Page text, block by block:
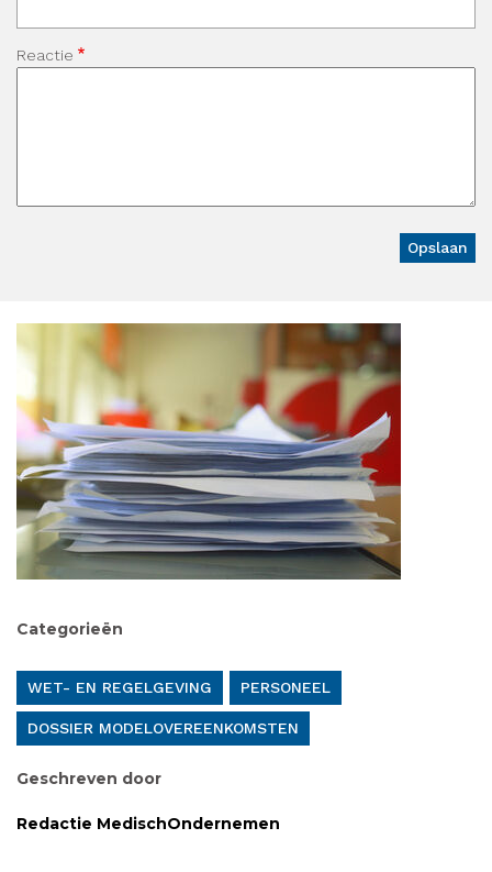
Reactie
Categorieën
WET- EN REGELGEVING PERSONEEL
DOSSIER MODELOVEREENKOMSTEN
Geschreven door
Redactie MedischOndernemen